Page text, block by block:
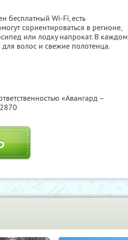
бесплатный Wi-Fi, есть
сориентироваться в регионе,
или лодку напрокат. В каждом
волос и свежие полотенца.
«Авангард –